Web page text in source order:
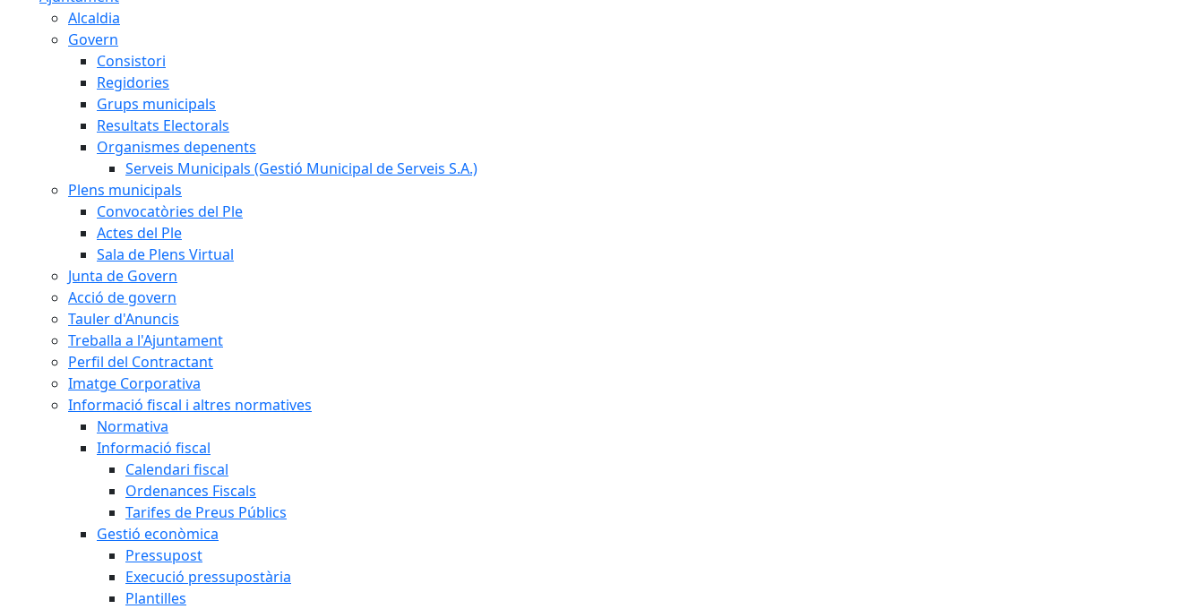
Alcaldia
Govern
Consistori
Regidories
Grups municipals
Resultats Electorals
Organismes depenents
Serveis Municipals (Gestió Municipal de Serveis S.A.)
Plens municipals
Convocatòries del Ple
Actes del Ple
Sala de Plens Virtual
Junta de Govern
Acció de govern
Tauler d'Anuncis
Treballa a l'Ajuntament
Perfil del Contractant
Imatge Corporativa
Informació fiscal i altres normatives
Normativa
Informació fiscal
Calendari fiscal
Ordenances Fiscals
Tarifes de Preus Públics
Gestió econòmica
Pressupost
Execució pressupostària
Plantilles